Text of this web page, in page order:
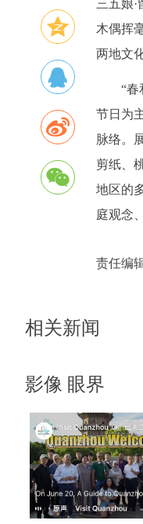
三五娘
木偶挥
两地文
“春
节日为
脉络。
剪纸、
地区的
庭观念
责任编
相关新闻
影像 眼界